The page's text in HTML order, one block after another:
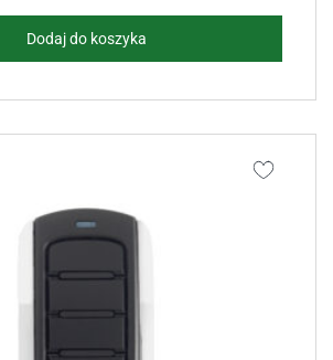
Dodaj do koszyka